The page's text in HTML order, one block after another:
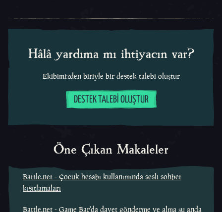
Hâlâ yardıma mı ihtiyacın var?
Ekibimizden biriyle bir destek talebi oluştur
DESTEK TALEBI OLUŞTUR
Öne Çıkan Makaleler
Battle.net - Çocuk hesabı kullanımında sesli sohbet
kısıtlamaları
Battle.net - Game Bar'da davet gönderme ve alma şu anda